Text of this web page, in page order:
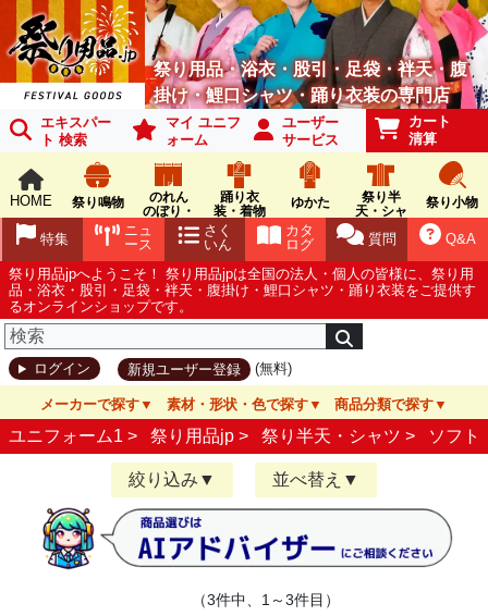
祭り用品・浴衣・股引・足袋・袢天・腹
掛け・鯉口シャツ・踊り衣装の専門店
エキスパー
ト 検索
マイ ユニフ
ォーム
ユーザー
サービス
カート
清算
HOME 祭り鳴物
のれん
のぼり・
踊り衣
装・着物
ゆかた
祭り半
天・シャ
祭り小物
Q&A
質問
カタ
ログ
さく
いん
ニュ
ース
特集
祭り用品jpへようこそ！ 祭り用品jpは全国の法人・個人の皆様に、祭り用
品・浴衣・股引・足袋・袢天・腹掛け・鯉口シャツ・踊り衣装をご提供す
るオンラインショップです。
ログイン 新規ユーザー登録 (無料)
メーカーで探す 素材・形状・色で探す 商品分類で探す
ユニフォーム1 > 祭り用品jp > 祭り半天・シャツ > ソフト
絞り込み 並べ替え
（3件中、1～3件目）